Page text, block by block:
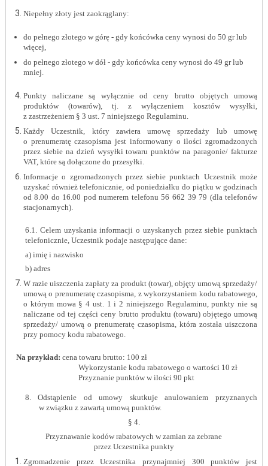
Niepełny złoty jest zaokrąglany:
do pełnego złotego w górę - gdy końcówka ceny wynosi do 50 gr lub
więcej,
do pełnego złotego w dół - gdy końcówka ceny wynosi do 49 gr lub
mniej.
Punkty naliczane są wyłącznie od ceny brutto objętych umową
produktów (towarów), tj. z wyłączeniem kosztów wysyłki,
z zastrzeżeniem § 3 ust. 7 niniejszego Regulaminu.
Każdy Uczestnik, który zawiera umowę sprzedaży lub umowę
o prenumeratę czasopisma jest informowany o ilości zgromadzonych
przez siebie na dzień wysyłki towaru punktów na paragonie/ fakturze
VAT, które są dołączone do przesyłki.
Informacje o zgromadzonych przez siebie punktach Uczestnik może
uzyskać również telefonicznie, od poniedziałku do piątku w godzinach
od 8.00 do 16.00 pod numerem telefonu 56 662 39 79 (dla telefonów
stacjonarnych).
6.1. Celem uzyskania informacji o uzyskanych przez siebie punktach
telefonicznie, Uczestnik podaje następujące dane:
a) imię i nazwisko
b) adres
W razie uiszczenia zapłaty za produkt (towar), objęty umową sprzedaży/
umową o prenumeratę czasopisma, z wykorzystaniem kodu rabatowego,
o którym mowa § 4 ust. 1 i 2 niniejszego Regulaminu, punkty nie są
naliczane od tej części ceny brutto produktu (towaru) objętego umową
sprzedaży/ umową o prenumeratę czasopisma, która została uiszczona
przy pomocy kodu rabatowego.
Na przykład: cena towaru brutto: 100 zł
Wykorzystanie kodu rabatowego o wartości 10 zł
Przyznanie punktów w ilości 90 pkt
8. Odstąpienie od umowy skutkuje anulowaniem przyznanych
w związku z zawartą umową punktów.
§ 4.
Przyznawanie kodów rabatowych w zamian za zebrane
przez Uczestnika punkty
Zgromadzenie przez Uczestnika przynajmniej 300 punktów jest